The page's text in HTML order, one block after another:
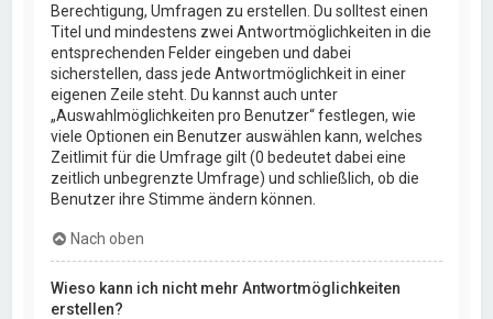
Berechtigung, Umfragen zu erstellen. Du solltest einen
Titel und mindestens zwei Antwortmöglichkeiten in die
entsprechenden Felder eingeben und dabei
sicherstellen, dass jede Antwortmöglichkeit in einer
eigenen Zeile steht. Du kannst auch unter
„Auswahlmöglichkeiten pro Benutzer“ festlegen, wie
viele Optionen ein Benutzer auswählen kann, welches
Zeitlimit für die Umfrage gilt (0 bedeutet dabei eine
zeitlich unbegrenzte Umfrage) und schließlich, ob die
Benutzer ihre Stimme ändern können.
Nach oben
Wieso kann ich nicht mehr Antwortmöglichkeiten
erstellen?